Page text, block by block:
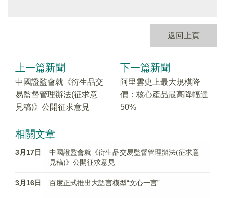
返回上頁
上一篇新聞
中國證監會就《衍生品交
易監督管理辦法(征求意
見稿)》公開征求意見
下一篇新聞
阿里雲史上最大規模降
價：核心產品最高降幅達
50%
相關文章
3月17日
中國證監會就《衍生品交易監督管理辦法(征求意
見稿)》公開征求意見
3月16日 百度正式推出大語言模型“文心一言”